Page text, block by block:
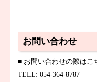
お問い合わせ
■ お問い合わせの際はこ
TELL: 054-364-8787